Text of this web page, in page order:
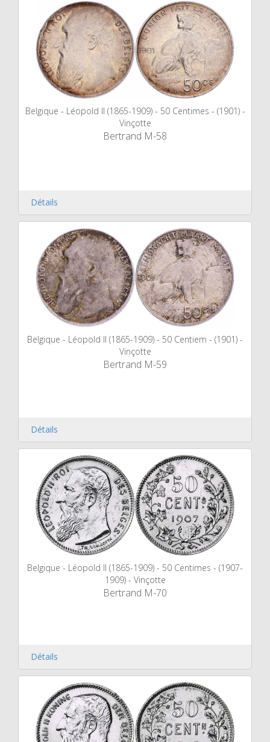
Belgique - Léopold II (1865-1909) - 50 Centimes - (1901) -
Vinçotte
Bertrand M-58
Détails
Belgique - Léopold II (1865-1909) - 50 Centiem - (1901) -
Vinçotte
Bertrand M-59
Détails
Belgique - Léopold II (1865-1909) - 50 Centimes - (1907-
1909) - Vinçotte
Bertrand M-70
Détails